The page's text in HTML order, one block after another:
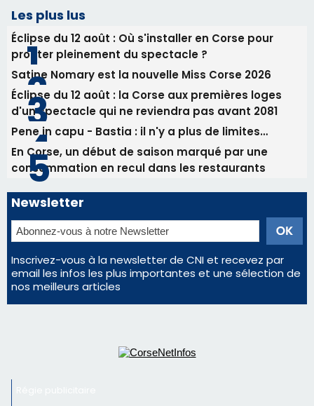
Newsletter
Inscrivez-vous à la newsletter de CNI et recevez par
email les infos les plus importantes et une sélection de
nos meilleurs articles
Régie publicitaire
Nous contacter
© 2026 corsenetinfos